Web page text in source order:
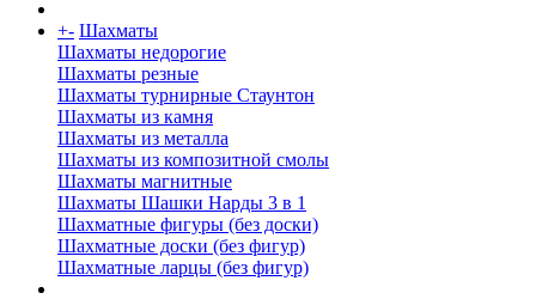
+- Шахматы
Шахматы недорогие
Шахматы резные
Шахматы турнирные Стаунтон
Шахматы из камня
Шахматы из металла
Шахматы из композитной смолы
Шахматы магнитные
Шахматы Шашки Нарды 3 в 1
Шахматные фигуры (без доски)
Шахматные доски (без фигур)
Шахматные ларцы (без фигур)